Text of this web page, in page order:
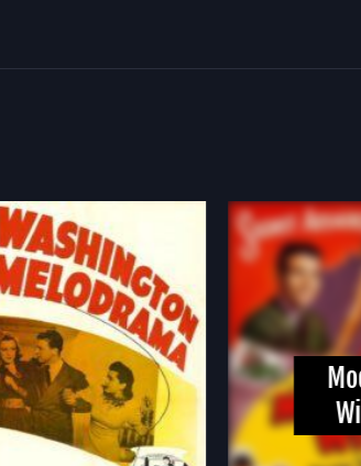
Model
Wife